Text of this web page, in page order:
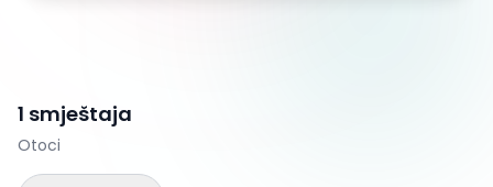
1 smještaja
Otoci